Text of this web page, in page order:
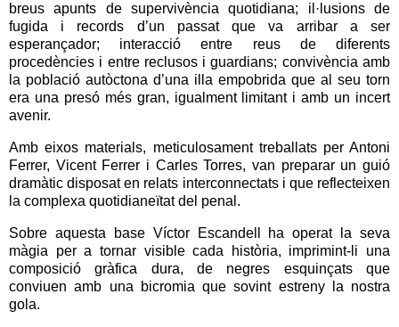
breus apunts de supervivència quotidiana; il·lusions de
fugida i records d’un passat que va arribar a ser
esperançador; interacció entre reus de diferents
procedències i entre reclusos i guardians; convivència amb
la població autòctona d’una illa empobrida que al seu torn
era una presó més gran, igualment limitant i amb un incert
avenir.
Amb eixos materials, meticulosament treballats per Antoni
Ferrer, Vicent Ferrer i Carles Torres, van preparar un guió
dramàtic disposat en relats interconnectats i que reflecteixen
la complexa quotidianeïtat del penal.
Sobre aquesta base Víctor Escandell ha operat la seva
màgia per a tornar visible cada història, imprimint-li una
composició gràfica dura, de negres esquinçats que
conviuen amb una bicromia que sovint estreny la nostra
gola.